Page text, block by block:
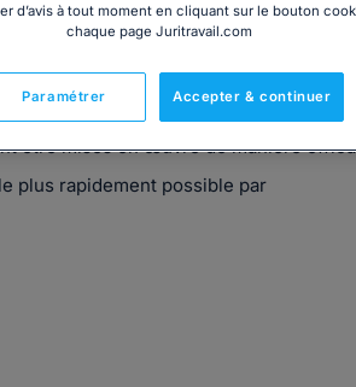
la médiation et à la procédure
et juridique de vos
être mises en œuvre de manière
plus rapidement possible par
d’avis à tout moment en cliquant sur le bouton
chaque page Juritravail.com
Accepter & continuer
Paramétrer